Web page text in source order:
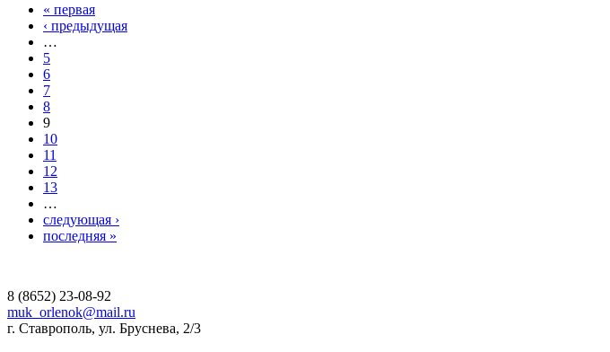
Страницы
« первая
‹ предыдущая
…
5
6
7
8
9
10
11
12
13
…
следующая ›
последняя »
8 (8652) 23-08-92
muk_orlenok@mail.ru
г. Ставрополь, ул. Бруснева, 2/3